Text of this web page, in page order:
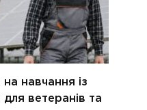
навчання із
ветеранів та